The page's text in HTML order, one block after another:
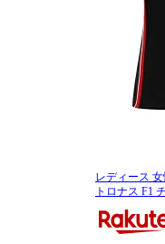
レディース
トロナス F1